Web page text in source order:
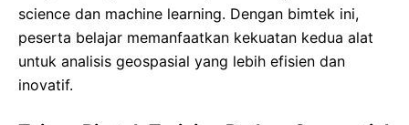
science dan machine learning. Dengan bimtek ini,
peserta belajar memanfaatkan kekuatan kedua alat
untuk analisis geospasial yang lebih efisien dan
inovatif.